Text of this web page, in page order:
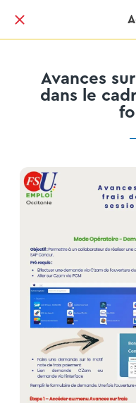
Avances
dans le